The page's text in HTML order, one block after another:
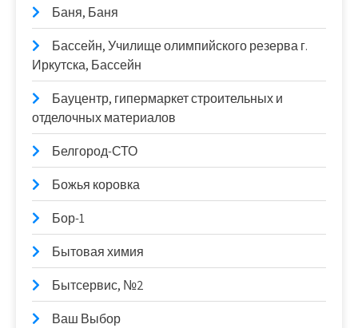
Баня, Баня
Бассейн, Училище олимпийского резерва г.
Иркутска, Бассейн
Бауцентр, гипермаркет строительных и
отделочных материалов
Белгород-СТО
Божья коровка
Бор-1
Бытовая химия
Бытсервис, №2
Ваш Выбор